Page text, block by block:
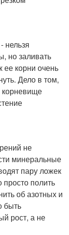
нельзя
но заливать
ее корни очень
Дело в том,
корневище
не
минеральные
пару ложек
полить
об азотных и
быть
рост, а не